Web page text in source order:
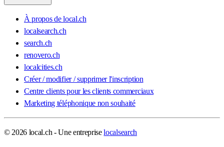
À propos de local.ch
localsearch.ch
search.ch
renovero.ch
localcities.ch
Créer / modifier / supprimer l'inscription
Centre clients pour les clients commerciaux
Marketing téléphonique non souhaité
© 2026 local.ch - Une entrepriselocalsearch